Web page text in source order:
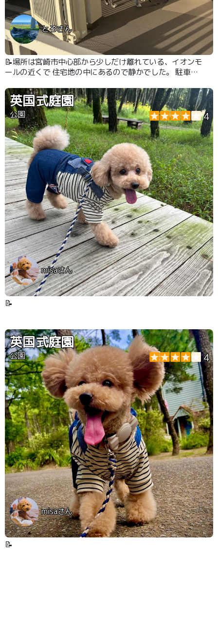
とろさん
📝場所は宮崎市中心部から少しだけ離れている、イオンモ
ールの近くで 住宅地の中にあるので静かでした。 駐車場
行き来できるいわゆるモーテルスタイルなので物を取りに
行くとき便利。 無料アメニティはなく、歯ブラシやスリ
ッパも有料。 部屋は広く、ベッド二つでトイレは風呂と
別になっています。荷物も置けるようにクローゼットはオ
ープンにしてある。 お風呂の洗面台も広くて使いやす
く、Wi-Fiもあります。
英国式庭園
公園 4
misaさん
📝
英国式庭園
公園 4
misaさん
📝